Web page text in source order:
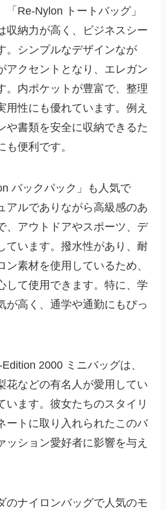
「Re-Nylon トートバッグ」
収納力が高く、ビジネスシー
。シンプルなデザインなが
アクセントとなり、エレガン
。内ポケットが豊富で、整理
用性にも優れています。例え
や書類を安全に収納できるた
便利です。
バックパック」も人気で
アルでありながら高級感のあ
、アウトドアやスポーツ、デ
ています。撥水性があり、耐
ン素材を使用しているため、
して使用できます。特に、学
が高く、通学や通勤にもぴっ
2000 ミニバッグは、
花などの有名人が愛用してい
います。彼女たちのスタイリ
ートに取り入れられたこのバ
ッション愛好者に影響を与え
のナイロンバッグで人気のモ